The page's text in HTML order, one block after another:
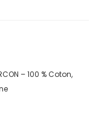
– 100 % Coton,